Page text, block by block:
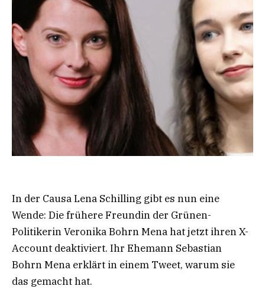
In der Causa Lena Schilling gibt es nun eine
Wende: Die frühere Freundin der Grünen-
Politikerin Veronika Bohrn Mena hat jetzt ihren X-
Account deaktiviert. Ihr Ehemann Sebastian
Bohrn Mena erklärt in einem Tweet, warum sie
das gemacht hat.